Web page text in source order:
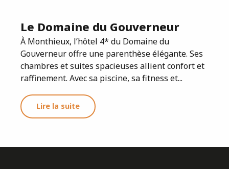
Le Domaine du Gouverneur
À Monthieux, l’hôtel 4* du Domaine du
Gouverneur offre une parenthèse élégante. Ses
chambres et suites spacieuses allient confort et
raffinement. Avec sa piscine, sa fitness et...
Lire la suite